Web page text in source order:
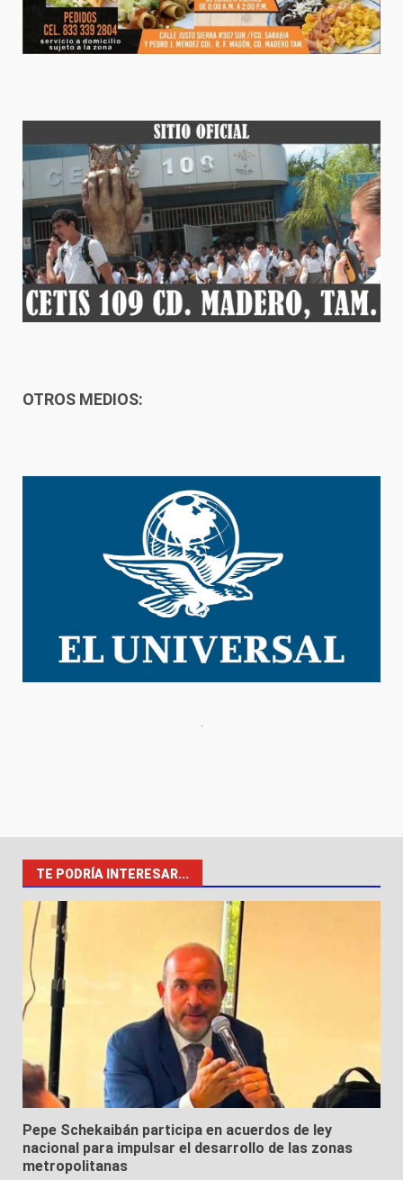
OTROS MEDIOS:
TE PODRÍA INTERESAR...
Pepe Schekaibán participa en acuerdos de ley
nacional para impulsar el desarrollo de las zonas
metropolitanas